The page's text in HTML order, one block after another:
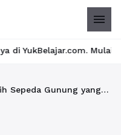
menu
Mulai langkah
Tips Memilih Sepeda Gunung yang Tepat untuk Pemula